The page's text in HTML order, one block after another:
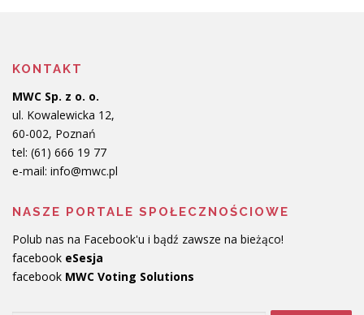
KONTAKT
MWC Sp. z o. o.
ul. Kowalewicka 12,
60-002, Poznań
tel: (61) 666 19 77
e-mail: info@mwc.pl
NASZE PORTALE SPOŁECZNOŚCIOWE
Polub nas na Facebook'u i bądź zawsze na bieżąco!
facebook eSesja
facebook MWC Voting Solutions